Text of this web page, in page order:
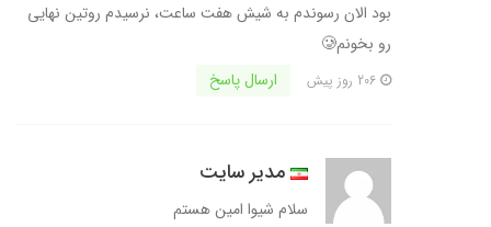
بود الان رسوندم به شیش هفت ساعت، نرسیدم روتین نهایی
رو بخونم🥲
ارسال پاسخ
مدیر سایت
سلام شیوا امین هستم